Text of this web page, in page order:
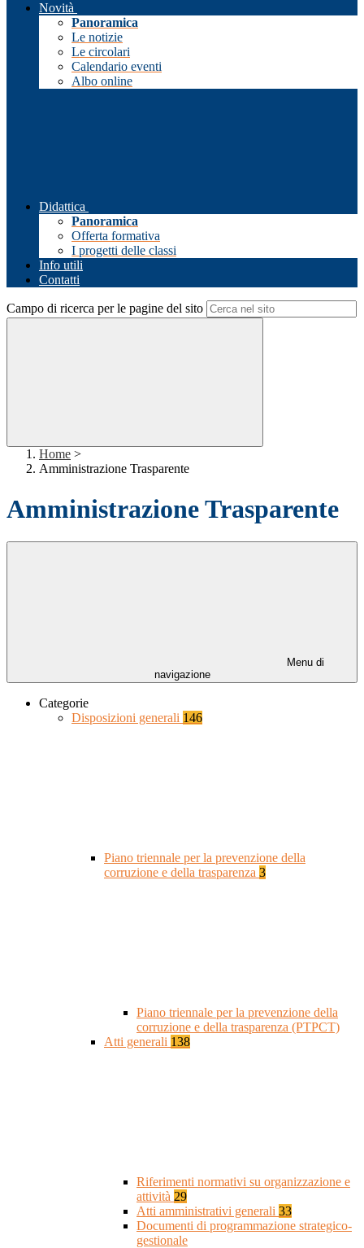
Novità
Panoramica
Le notizie
Le circolari
Calendario eventi
Albo online
Didattica
Panoramica
Offerta formativa
I progetti delle classi
Info utili
Contatti
Campo di ricerca per le pagine del sito
Home >
Amministrazione Trasparente
Amministrazione Trasparente
Menu di
navigazione
Categorie
Disposizioni generali 146
Piano triennale per la prevenzione della
corruzione e della trasparenza 3
Piano triennale per la prevenzione della
corruzione e della trasparenza (PTPCT)
Atti generali 138
Riferimenti normativi su organizzazione e
attività 29
Atti amministrativi generali 33
Documenti di programmazione strategico-
gestionale